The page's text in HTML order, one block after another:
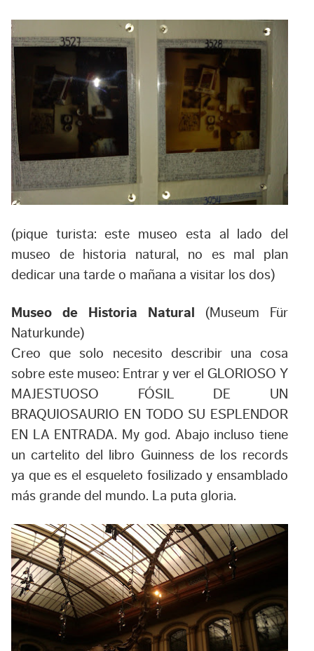
(pique turista: este museo esta al lado del
museo de historia natural, no es mal plan
dedicar una tarde o mañana a visitar los dos)
Museo de Historia Natural
(Museum Für
Naturkunde)
Creo que solo necesito describir una cosa
sobre este museo: Entrar y ver el GLORIOSO Y
MAJESTUOSO FÓSIL DE UN
BRAQUIOSAURIO EN TODO SU ESPLENDOR
EN LA ENTRADA. My god. Abajo incluso tiene
un cartelito del libro Guinness de los records
ya que es el esqueleto fosilizado y ensamblado
más grande del mundo. La puta gloria.